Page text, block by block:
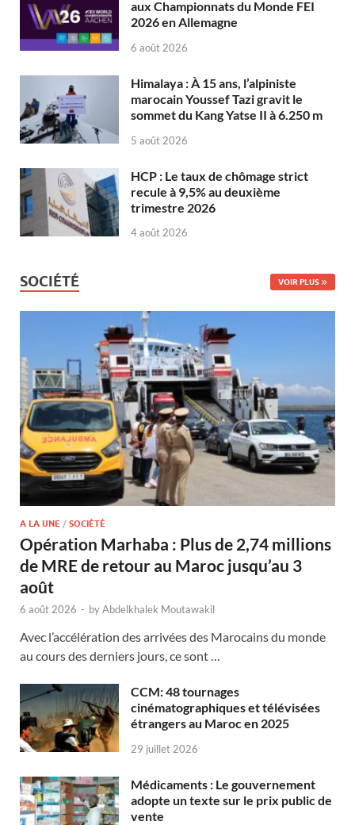
aux Championnats du Monde FEI
2026 en Allemagne
6 août 2026
Himalaya : À 15 ans, l’alpiniste
marocain Youssef Tazi gravit le
sommet du Kang Yatse II à 6.250 m
5 août 2026
HCP : Le taux de chômage strict
recule à 9,5% au deuxième
trimestre 2026
4 août 2026
SOCIÉTÉ VOIR PLUS
A LA UNE / SOCIÉTÉ
Opération Marhaba : Plus de 2,74 millions
de MRE de retour au Maroc jusqu’au 3
août
6 août 2026 - byAbdelkhalek Moutawakil
Avec l’accélération des arrivées des Marocains du monde
au cours des derniers jours, ce sont …
CCM: 48 tournages
cinématographiques et télévisées
étrangers au Maroc en 2025
29 juillet 2026
Médicaments : Le gouvernement
adopte un texte sur le prix public de
vente